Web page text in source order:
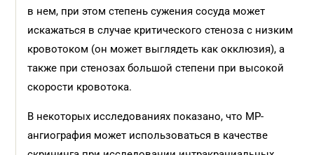
в нем, при этом степень сужения сосуда может
искажаться в случае критического стеноза с низким
кровотоком (он может выглядеть как окклюзия), а
также при стенозах большой степени при высокой
скорости кровотока.
В некоторых исследованиях показано, что МР-
ангиография может использоваться в качестве